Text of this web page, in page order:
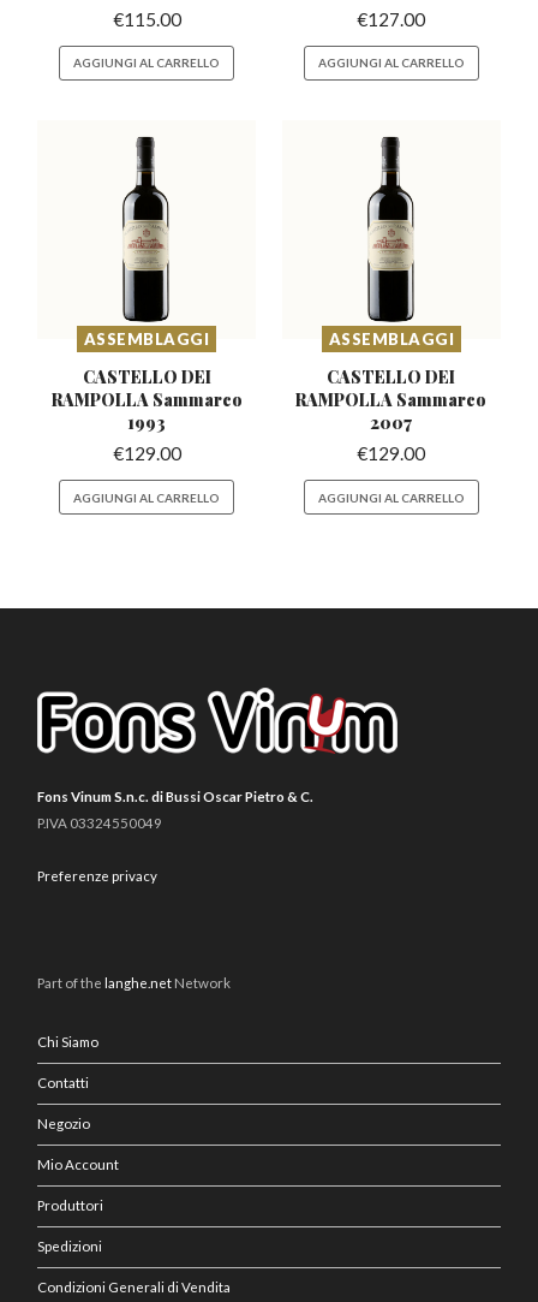
€115.00
AGGIUNGI AL CARRELLO
€127.00
AGGIUNGI AL CARRELLO
ASSEMBLAGGI
CASTELLO DEI
RAMPOLLA Sammarco
1993
€129.00
AGGIUNGI AL CARRELLO
ASSEMBLAGGI
CASTELLO DEI
RAMPOLLA Sammarco
2007
€129.00
AGGIUNGI AL CARRELLO
Fons Vinum S.n.c. di Bussi Oscar Pietro & C.
P.IVA 03324550049
Preferenze privacy
Part of thelanghe.net Network
Chi Siamo
Contatti
Negozio
Mio Account
Produttori
Spedizioni
Condizioni Generali di Vendita